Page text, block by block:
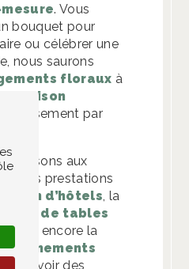
. Vous
bouquet pour
ou célébrer une
nous saurons
floraux à
saison
par
aux
prestations
d’hôtels , la
de tables
ou encore la
événements
. Pour avoir des